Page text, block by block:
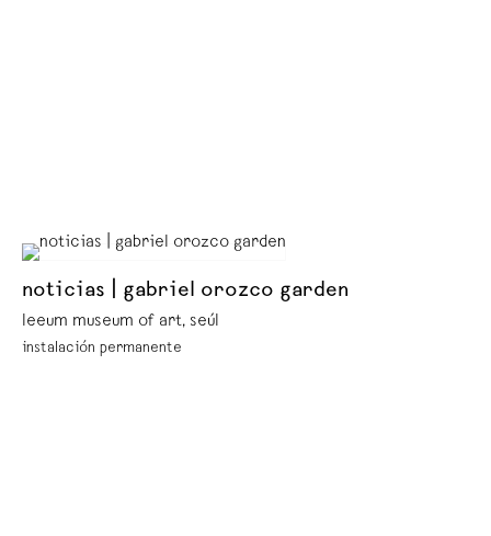
noticias | gabriel orozco garden
leeum museum of art, seúl
instalación permanente